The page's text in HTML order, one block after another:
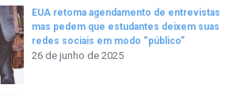
EUA retoma agendamento de entrevistas
mas pedem que estudantes deixem suas
redes sociais em modo “público”
26 de junho de 2025